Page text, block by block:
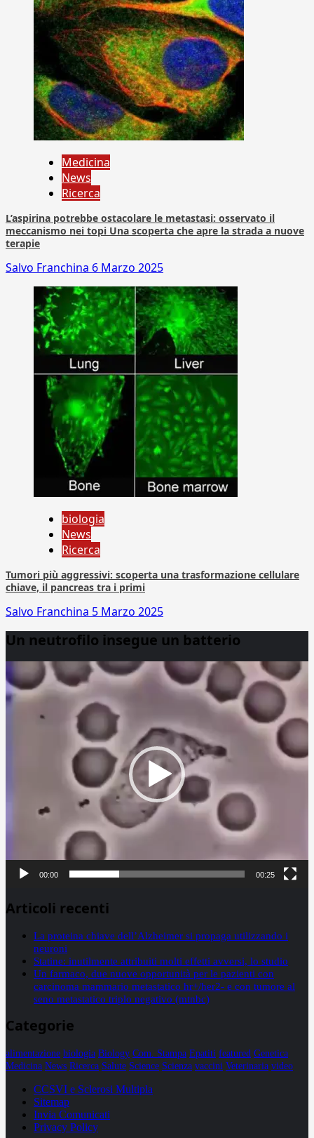
Medicina
News
Ricerca
L’aspirina potrebbe ostacolare le metastasi: osservato il
meccanismo nei topi Una scoperta che apre la strada a nuove
terapie
Salvo Franchina 6 Marzo 2025
biologia
News
Ricerca
Tumori più aggressivi: scoperta una trasformazione cellulare
chiave, il pancreas tra i primi
Salvo Franchina 5 Marzo 2025
Un neutrofilo insegue un batterio
Player
00:00 00:25
Articoli recenti
La proteina chiave dell’Alzheimer si propaga utilizzando i
neuroni
Statine: inutilmente attribuiti molti effetti avversi, lo studio
Un farmaco, due nuove opportunità per le pazienti con
carcinoma mammario metastatico hr+/her2- e con tumore al
seno metastatico triplo negativo (mtnbc)
Categorie
alimentazione biologia Biology Com. Stampa Epatiti featured Genetica
Medicina News Ricerca Salute Science Scienza vaccini Veterinaria video
CCSVI e Sclerosi Multipla
Sitemap
Invia Comunicati
Privacy Policy